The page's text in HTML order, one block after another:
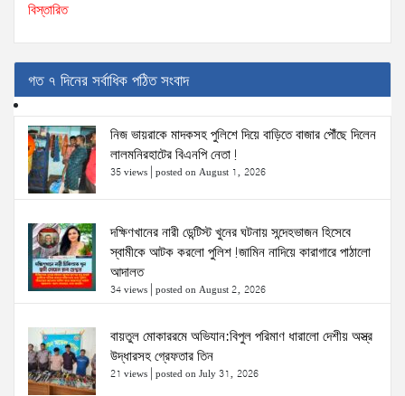
বিস্তারিত
গত ৭ দিনের সর্বাধিক পঠিত সংবাদ
নিজ ভায়রাকে মাদকসহ পুলিশে দিয়ে বাড়িতে বাজার পৌঁছে দিলেন
লালমনিরহাটের বিএনপি নেতা!
35 views posted on August 1, 2026
দক্ষিণখানের নারী ডেন্টিস্ট খুনের ঘটনায় সন্দেহভাজন হিসেবে
স্বামীকে আটক করলো পুলিশ!জামিন নাদিয়ে কারাগারে পাঠালো
আদালত
34 views posted on August 2, 2026
বায়তুল মোকাররমে অভিযান:বিপুল পরিমাণ ধারালো দেশীয় অস্ত্র
উদ্ধারসহ গ্রেফতার তিন
21 views posted on July 31, 2026